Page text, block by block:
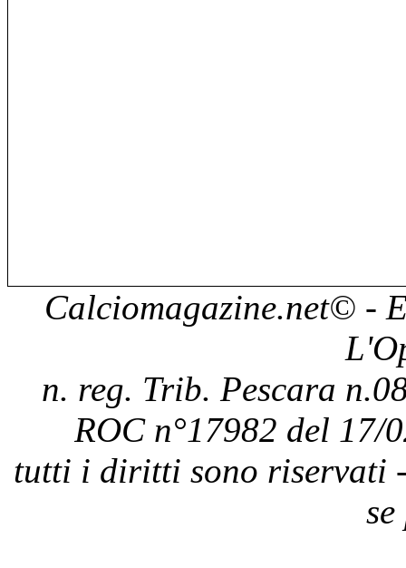
Calciomagazine.net© -
n. reg. Trib. Pescara
ROC n°17982 del 17/
tutti i diritti sono riservati